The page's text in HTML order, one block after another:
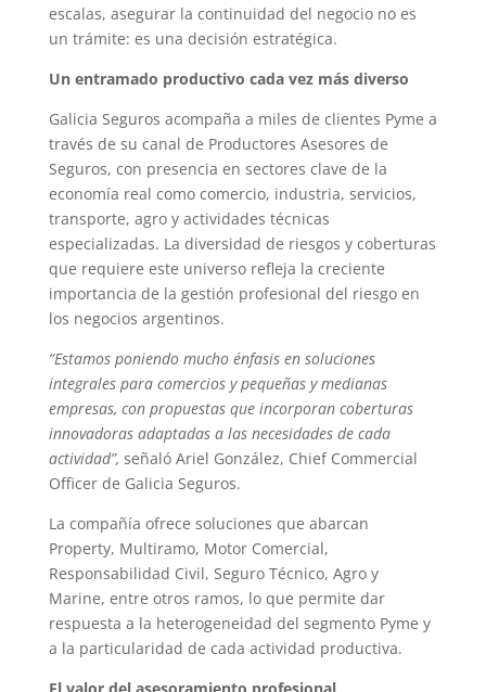
escalas, asegurar la continuidad del negocio no es
un trámite: es una decisión estratégica.
Un entramado productivo cada vez más diverso
Galicia Seguros acompaña a miles de clientes Pyme a
través de su canal de Productores Asesores de
Seguros, con presencia en sectores clave de la
economía real como comercio, industria, servicios,
transporte, agro y actividades técnicas
especializadas. La diversidad de riesgos y coberturas
que requiere este universo refleja la creciente
importancia de la gestión profesional del riesgo en
los negocios argentinos.
“Estamos poniendo mucho énfasis en soluciones
integrales para comercios y pequeñas y medianas
empresas, con propuestas que incorporan coberturas
innovadoras adaptadas a las necesidades de cada
actividad”, señaló Ariel González, Chief Commercial
Officer de Galicia Seguros.
La compañía ofrece soluciones que abarcan
Property, Multiramo, Motor Comercial,
Responsabilidad Civil, Seguro Técnico, Agro y
Marine, entre otros ramos, lo que permite dar
respuesta a la heterogeneidad del segmento Pyme y
a la particularidad de cada actividad productiva.